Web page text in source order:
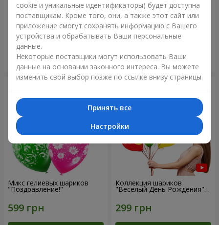
Коллекция шаров "Украина"
Заказать
Коллекция шариков
"Веселый День Рождения" -
7 шариков
Заказать
Микс гелиевых шариков
"Поздравление!"
Коллекция шариков
"Веселый День Рождения" -
cookie и уникальные идентификаторы) будет доступна
поставщикам. Кроме того, они, а также этот сайт или
приложение смогут сохранять информацию с Вашего
устройства и обрабатывать Ваши персональные
данные.
Некоторые поставщики могут использовать Ваши
данные на основании законного интереса. Вы можете
изменить свой выбор позже по ссылке внизу страницы.
Принять все
Настройки